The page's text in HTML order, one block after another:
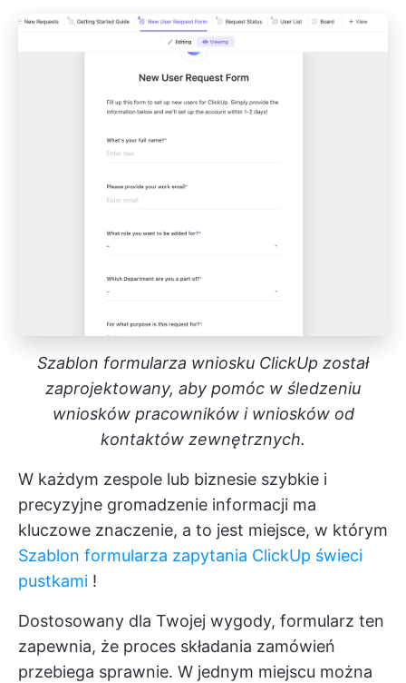
Szablon formularza wniosku ClickUp został
zaprojektowany, aby pomóc w śledzeniu
wniosków pracowników i wniosków od
kontaktów zewnętrznych.
W każdym zespole lub biznesie szybkie i
precyzyjne gromadzenie informacji ma
kluczowe znaczenie, a to jest miejsce, w którym
Szablon formularza zapytania ClickUp świeci
pustkami !
Dostosowany dla Twojej wygody, formularz ten
zapewnia, że proces składania zamówień
przebiega sprawnie. W jednym miejscu można